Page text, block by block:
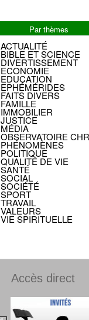
Par thèmes
ACTUALITÉ
BIBLE ET SCIENCE
DIVERTISSEMENT
ECONOMIE
EDUCATION
EPHÉMÉRIDES
FAITS DIVERS
FAMILLE
IMMOBILIER
JUSTICE
MÉDIA
OBSERVATOIRE
PHÉNOMÈNES
POLITIQUE
QUALITÉ DE VIE
SANTÉ
SOCIAL
SOCIÉTÉ
SPORT
TRAVAIL
VALEURS
VIE SPIRITUELLE
Accès direct